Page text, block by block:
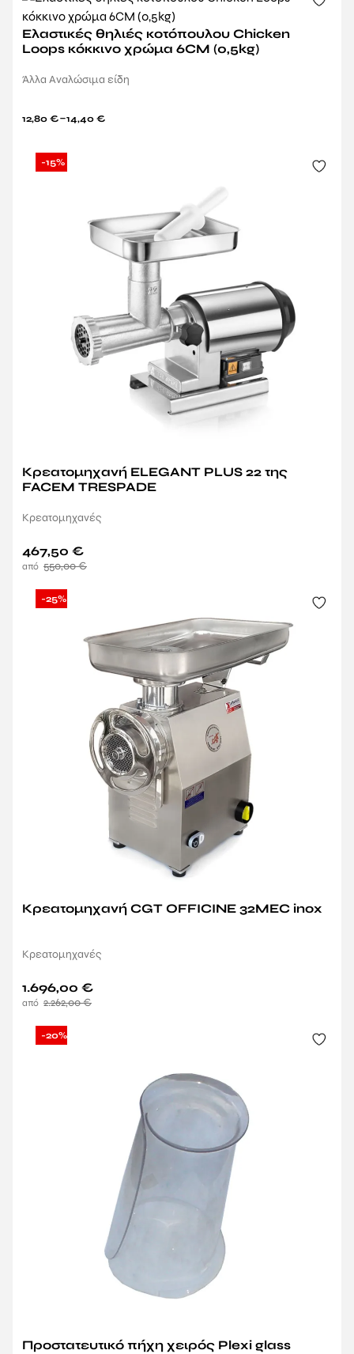
Ελαστικές θηλιές κοτόπουλου Chicken
Loops κόκκινο χρώμα 6CM (0,5kg)
Άλλα Αναλώσιμα είδη
12,80 €–14,40 €
-15%
Κρεατομηχανή ELEGANT PLUS 22 της
FACEM TRESPADE
Κρεατομηχανές
550,00€
467,50 €
-25%
Κρεατομηχανή CGT OFFICINE 32MEC inox
Κρεατομηχανές
2.262,00€
1.696,00 €
-20%
Προστατευτικό πήχη χειρός Plexi glass